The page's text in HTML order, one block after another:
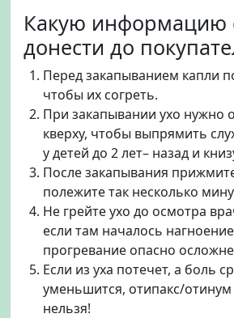
Какую информацию
донести до
Перед закапыванием капли
чтобы их согреть.
При закапывании ухо нужно
кверху, чтобы выпрямить
у детей до 2 лет– назад и
После закапывания
полежите так несколько
Не грейте ухо до осмотра
если там началось
прогревание опасно
Если из уха потечет, а боль
уменьшится, отипакс/отинум
нельзя!